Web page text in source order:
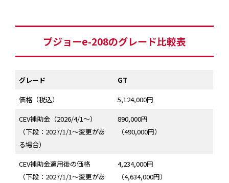
プジョーe-208のグレード比較表
グレード
GT
価格（税込）
5,124,000円
CEV補助金（2026/4/1～）
（下段：2027/1/1～変更があ
る場合）
890,000円
（490,000円）
CEV補助金適用後の価格
（下段：2027/1/1～変更があ
4,234,000円
（4,634,000円）